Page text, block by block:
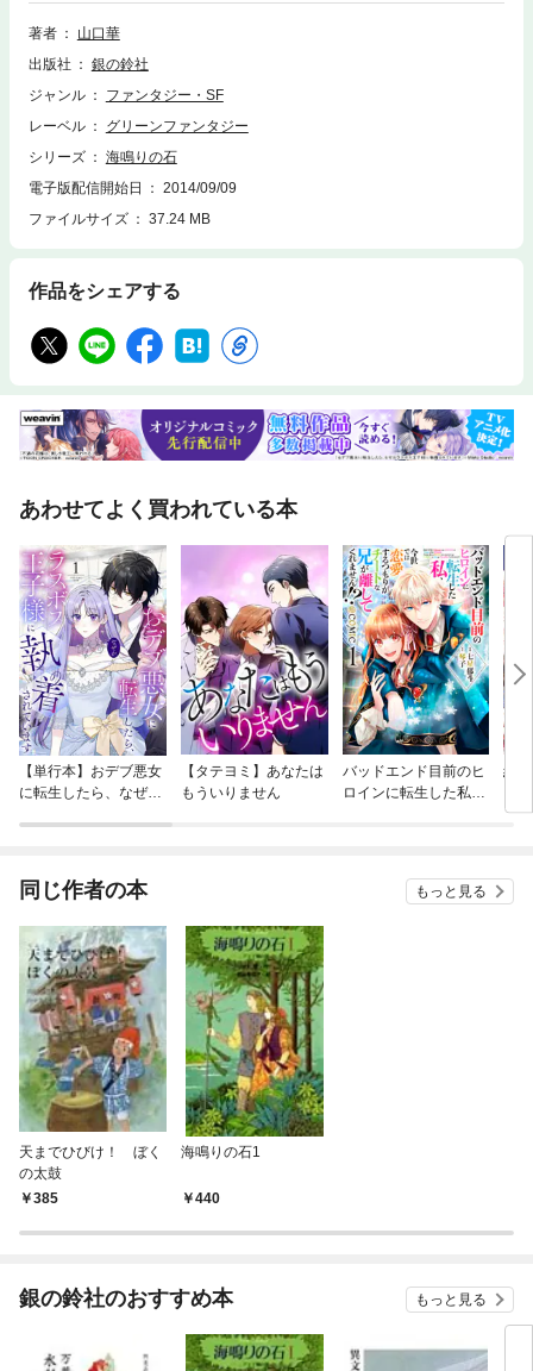
いと外に出かけてしまった。主人公も登場させないうちにスランプと
は・・・。だが、寝ていた僕の頭の中に、その主人公が突然、現れた。
てきなお姫さまのいる、伝説と歌にみちた島国レープスが舞台で、世継の
君フェナフ・レッドというのが、僕のなりかわった主人公。彼は失われた
のだが・・・。王の妾妃やその叔父が、世継を排除しようとはかりごとを
めぐらしている。折から、南方の大国ハイオルンとの不和、隣国コルピバ
予言の歌は、そして僕＝フェナフ・レッドの運命はいかに？心おどる壮大
なファンタジーの世界！
著者
山口華
出版社
銀の鈴社
ジャンル
ファンタジー・SF
レーベル
グリーンファンタジー
シリーズ
海鳴りの石
電子版配信開始日
2014/09/09
ファイルサイズ
37.24 MB
作品をシェアする
あわせてよく買われている本
【単行本】おデブ悪女
に転生したら、なぜか
【タテヨミ】あなたは
もういりません
バッドエンド目前のヒ
ロインに転生した私、
結
同じ作者の本 もっと見る
天までひびけ！ ぼく
の太鼓
385
海鳴りの石1
440
銀の鈴社のおすすめ本 もっと見る